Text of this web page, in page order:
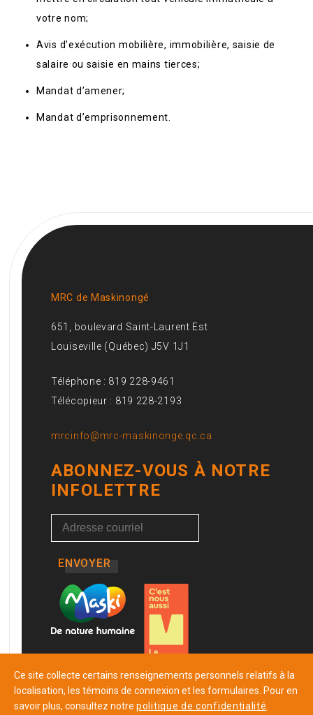
votre nom;
Avis d’exécution mobilière, immobilière, saisie de
salaire ou saisie en mains tierces;
Mandat d’amener;
Mandat d’emprisonnement.
MRC de Maskinongé
651, boulevard Saint-Laurent Est
Louiseville (Québec) J5V 1J1
Téléphone : 819 228-9461
Télécopieur : 819 228-2193
mrcinfo@mrc-maskinonge.qc.ca
ABONNEZ-VOUS À NOTRE
INFOLETTRE
ENVOYER
Ce site collecte certains renseignements personnels relatifs à la
localisation, les témoins de connexion et les formulaires. Pour en
savoir plus, consultez notre politique de confidentialité